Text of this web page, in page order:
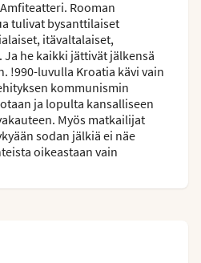
Rooman
tulivat bysanttilaiset
itävaltalaiset,
he kaikki jättivät jälkensä
!990-luvulla Kroatia kävi vain
kommunismin
ja lopulta kansalliseen
Myös matkailijat
sodan jälkiä ei näe
oikeastaan vain